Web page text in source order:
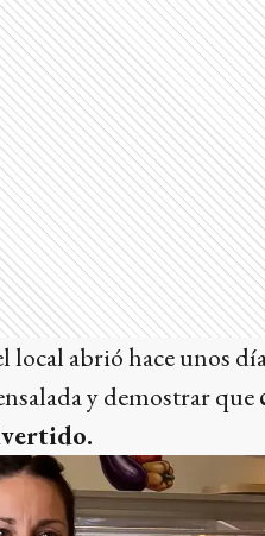
local abrió hace unos
y demostrar que